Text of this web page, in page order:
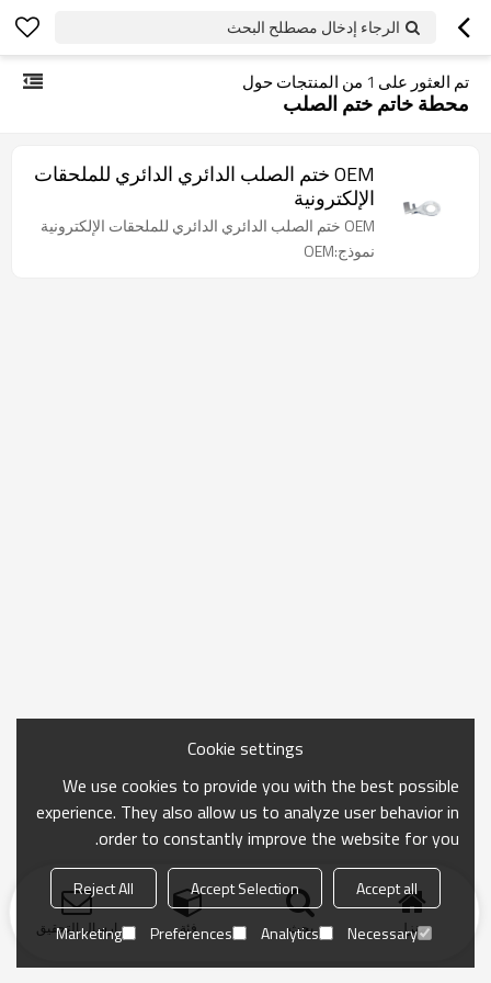
الرجاء إدخال مصطلح البحث
تم العثور على 1 من المنتجات حول
محطة خاتم ختم الصلب
OEM ختم الصلب الدائري الدائري للملحقات
الإلكترونية
OEM ختم الصلب الدائري الدائري للملحقات الإلكترونية
نموذج:OEM
منزل بحث فئة ارسال التحقيق
Cookie settings
We use cookies to provide you with the best possible
experience. They also allow us to analyze user behavior in
order to constantly improve the website for you.
Accept all
Accept Selection
Reject All
Necessary
Analytics
Preferences
Marketing